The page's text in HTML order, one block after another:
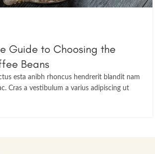
Guide to Choosing the
Beans
esta anibh rhoncus hendrerit blandit nam
Cras a vestibulum a varius adipiscing ut